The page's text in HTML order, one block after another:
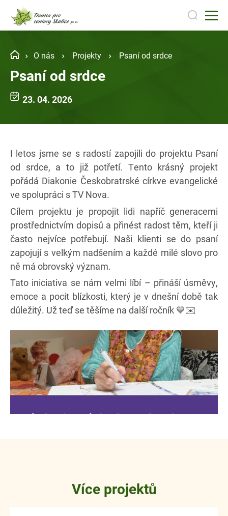
O nás Projekty Psaní od srdce
Psaní od srdce
23. 04. 2026
I letos jsme se s radostí zapojili do projektu Psaní
od srdce, a to již potřetí. Tento krásný projekt
pořádá Diakonie Českobratrské církve evangelické
ve spolupráci s TV Nova.
Cílem projektu je propojit lidi napříč generacemi
prostřednictvím dopisů a přinést radost těm, kteří ji
často nejvíce potřebují. Naši klienti se do psaní
zapojují s velkým nadšením a každé milé slovo pro
ně má obrovský význam.
Tato iniciativa se nám velmi líbí – přináší úsměvy,
emoce a pocit blízkosti, který je v dnešní době tak
důležitý. Už teď se těšíme na další ročník 💙✉️
Více projektů